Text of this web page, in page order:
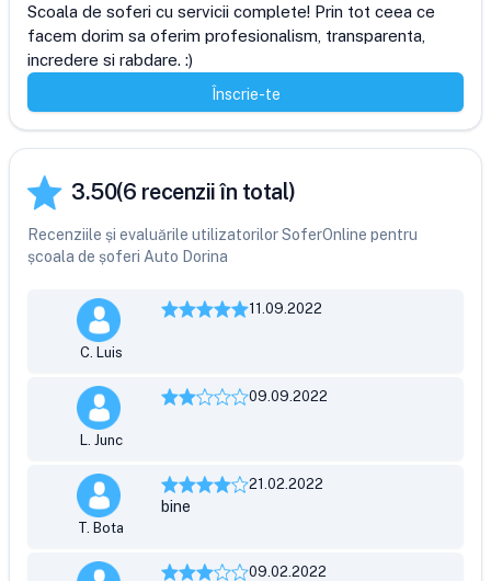
Scoala de soferi cu servicii complete! Prin tot ceea ce
facem dorim sa oferim profesionalism, transparenta,
incredere si rabdare. :)
Înscrie-te
3.50(6 recenzii în total)
Recenziile și evaluările utilizatorilor SoferOnline pentru
școala de șoferi Auto Dorina
C. Luis
11.09.2022
L. Junc
09.09.2022
T. Bota
21.02.2022
bine
09.02.2022